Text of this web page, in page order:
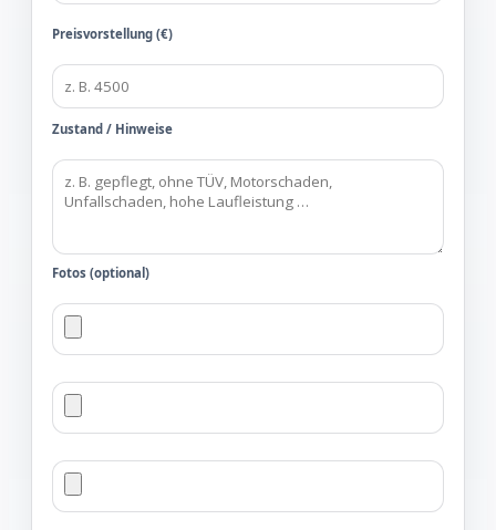
Preisvorstellung (€)
Zustand / Hinweise
Fotos (optional)